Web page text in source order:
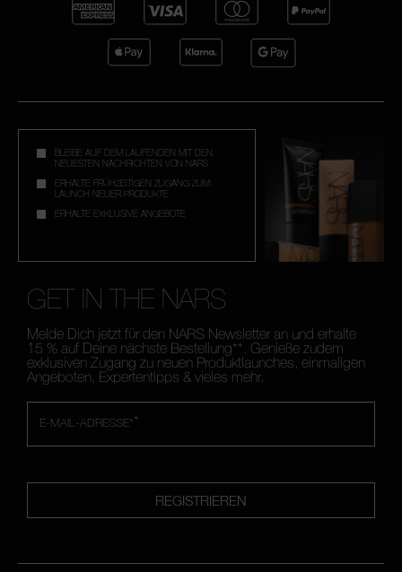
BLEIBE AUF DEM LAUFENDEN MIT DEN
NEUESTEN NACHRICHTEN VON NARS
ERHALTE FRÜHZEITIGEN ZUGANG ZUM
LAUNCH NEUER PRODUKTE
ERHALTE EXKLUSIVE ANGEBOTE
GET IN THE NARS
Melde Dich jetzt für den NARS Newsletter an und erhalte
15 % auf Deine nächste Bestellung**. Genieße zudem
exklusiven Zugang zu neuen Produktlaunches, einmaligen
Angeboten, Expertentipps & vieles mehr.
*
E-MAIL-ADRESSE*
REGISTRIEREN